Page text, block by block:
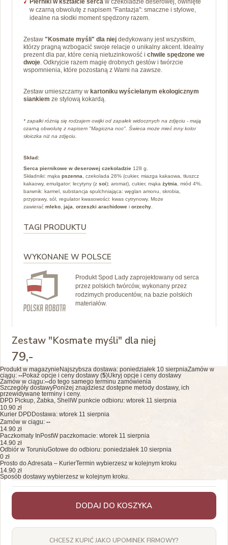
Pierniki w kształcie serca w czekoladzie deserowej, owinięte
w czarną obwolutę z napisem "Fantazja": smaczne i stylowe,
idealne na słodki moment spędzony razem.
Zestaw "Kosmate myśli" dla niej dedykowany jest wszystkim,
którzy pragną wzbogacić swoje relacje o unikalny akcent. Idealny
prezent dla par, które cenią nietuzinkowość i chwile spędzone we
dwoje. Odkryjcie razem magię drobnych gestów i twórzcie
wspomnienia, które pozostaną z Wami na zawsze.
Zestaw umieszczamy w kartoniku wyściełanym ekologicznym
siankiem ze stylową kokardą.
* zapałki różnią się rodzajem owijki od zapałek widocznych na zdjęciu - mają
czarną obwolutę z napisem "Magiczna noc". Świeca może mieć inny kolor
słoiczka niż na zdjęciu.
Skład:
Serca piernikowe w deserowej czekoladzie 128 g.
Składniki: mąka pszenna , czekolada 26% (cukier, miazga kakaowa, tłuszcz
kakaowy, emulgator: lecytyny (z soi); aromat), cukier, mąka żytnia , miód 4%,
barwnik: karmel, substancja spulchniająca: węglan amonu, skrobia,
przyprawy, sól, regulator kwasowości: kwas cytrynowy. Może
zawierać mleko jaja orzeszki arachidowe i orzechy
TAGI PRODUKTU
WYKONANE W POLSCE
Produkt Spod Lady zaprojektowany od serca
przez polskich twórców, wykonany przez
rodzimych producentów, na bazie polskich
materiałów.
Zestaw "Kosmate myśli" dla niej
79,-
Produkt w magazynie Najszybsza dostawa: poniedziałek 10 sierpniaZamów w
ciągu: --Pokaż opcje i ceny dostawy (5)Ukryj opcje i ceny dostawy
Zamów w ciągu:--do tego samego terminu zamówienia
Szczegóły dostawyPoniżej znajdziesz dostępne metody dostawy, ich
przewidywane terminy i ceny.
DPD Pickup, Żabka, Shell W punkcie odbioru: wtorek 11 sierpnia
10.90 zł
Kurier DPD Dostawa: wtorek 11 sierpnia
Zamów w ciągu: --
14.90 zł
Paczkomaty InPostW paczkomacie: wtorek 11 sierpnia
14.90 zł
Odbiór w ToruniuGotowe do odbioru: poniedziałek 10 sierpnia
0 zł
Prosto do Adresata – KurierTermin wybierzesz w kolejnym kroku
14.90 zł
Sposób dostawy wybierzesz w kolejnym kroku.
DODAJ DO KOSZYKA
CHCESZ KUPIĆ JAKO UPOMINEK FIRMOWY?